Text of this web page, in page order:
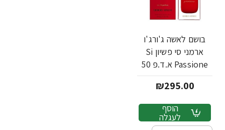
בושם לאשה ג'ורג'ו
ארמני סי פשיון Si
Passione א.ד.פ 50
מ"ל - מבית Giorgio
Armani
₪295.00
הוסף
לעגלה